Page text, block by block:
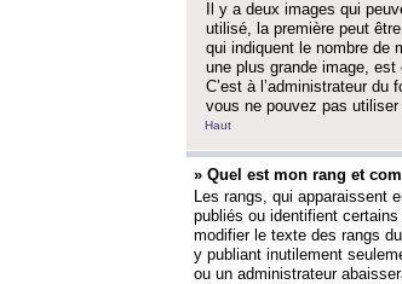
Il y a deux images qui
utilisé, la première peut
qui indiquent le nombre de
une plus grande image, est
C’est à l’administrateur
vous ne pouvez pas
Haut
» Quel est mon rang et
Les rangs, qui apparaissent
publiés ou identifient
modifier le texte des rangs
y publiant inutilement
ou un administrateur